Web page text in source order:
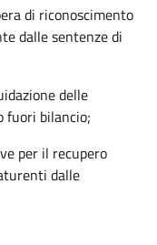
di riconoscimento
dalle sentenze di
delle
fuori bilancio;
per il recupero
dalle